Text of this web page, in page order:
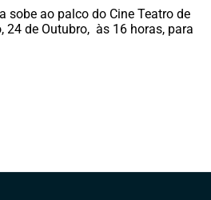
sobe ao palco do Cine Teatro de
24 de Outubro, às 16 horas, para